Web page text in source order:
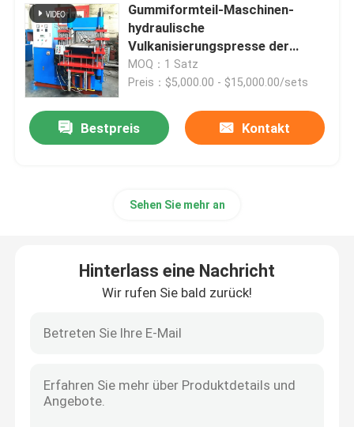
Gummiformteil-Maschinen-
hydraulische
Vulkanisierungspresse der
kompressions-2RT
MOQ：1 Satz
Preis：$5,000.00 - $15,000.00/sets
Bestpreis Kontakt
Sehen Sie mehr an
Hinterlass eine Nachricht
Wir rufen Sie bald zurück!